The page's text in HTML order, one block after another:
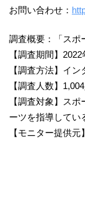
お問い合わせ：
調査概要：「スポ
【調査期間】
【調査方法】イ
【調査人数】
【調査対象】ス
ーツを指導してい
【モニター提供